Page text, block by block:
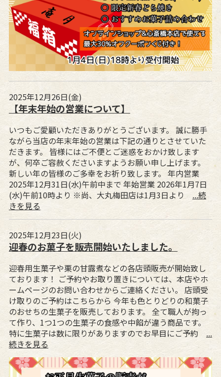
2025年12月26日(金)
【年末年始の営業について】
いつもご愛顧いただきありがとうございます。 誠に勝手
ながら当店の年末年始の営業は下記の通りとさせていた
だきます。 皆様にはご不便とご迷惑をおかけ致します
が、何卒ご容赦くださいますようお願い申し上げます。
新しい年の皆様のご多幸をお祈り致します。 年内営業
2025年12月31日(水)午前中まで 年始営業 2026年1月7日
(水)午前10時より ※尚、大丸梅田店は1月3日より ...続
きを見る
2025年12月23日(火)
迎春のお菓子を販売開始いたしました。
迎春用生菓子や栗の甘露煮などの各店頭販売が開始致し
ております！ ご予約やお取り置きについては、本店やホ
ームページのお問い合わせからご連絡ください。 店頭受
け取りのご予約はこちらから 今年も色とりどりの和菓子
のおせちの生菓子を販売しております。 全て職人が拘っ
て作り、1つ1つの生菓子の食感や中餡が違う商品です。
特に生菓子は数に限りがありますのでお早目にご予約 ...
続きを見る